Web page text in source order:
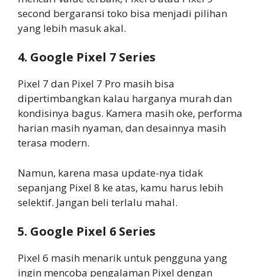
second bergaransi toko bisa menjadi pilihan
yang lebih masuk akal.
4. Google Pixel 7 Series
Pixel 7 dan Pixel 7 Pro masih bisa
dipertimbangkan kalau harganya murah dan
kondisinya bagus. Kamera masih oke, performa
harian masih nyaman, dan desainnya masih
terasa modern.
Namun, karena masa update-nya tidak
sepanjang Pixel 8 ke atas, kamu harus lebih
selektif. Jangan beli terlalu mahal.
5. Google Pixel 6 Series
Pixel 6 masih menarik untuk pengguna yang
ingin mencoba pengalaman Pixel dengan